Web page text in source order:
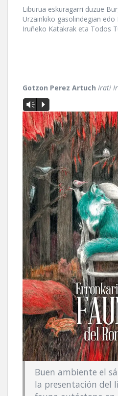
Liburua eskuragarri duzue
Urzainkiko gasolindegian edo
Iruñeko Katakrak eta Todos
Gotzon Perez Artuch Irati
Vm P
Buen ambiente el
la presentación del